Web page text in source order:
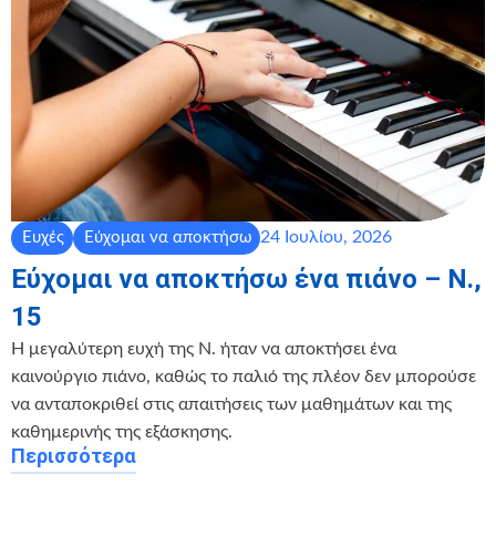
Ευχές Εύχομαι να αποκτήσω 24 Ιουλίου, 2026
Εύχομαι να αποκτήσω ένα πιάνο – Ν.,
15
Η μεγαλύτερη ευχή της Ν. ήταν να αποκτήσει ένα
καινούργιο πιάνο, καθώς το παλιό της πλέον δεν μπορούσε
να ανταποκριθεί στις απαιτήσεις των μαθημάτων και της
καθημερινής της εξάσκησης.
Περισσότερα